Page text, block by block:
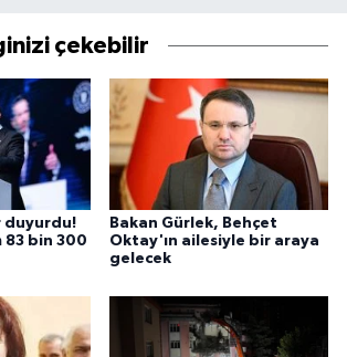
çekebilir
duyurdu!
bin 300
Bakan Gürlek, Behçet
Oktay'ın ailesiyle bir araya
gelecek